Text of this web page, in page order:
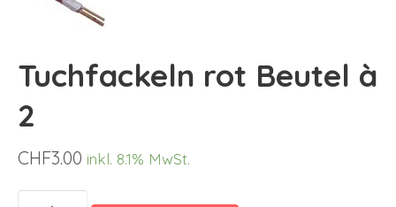
Tuchfackeln rot Beutel à
2
CHF3.00 inkl. 8.1% MwSt.
Tuchfackeln